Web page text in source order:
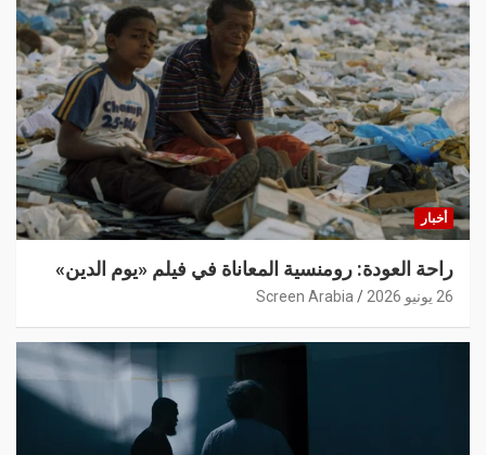
أخبار
راحة العودة: رومنسية المعاناة في فيلم «يوم الدين»
26 يونيو 2026 Screen Arabia